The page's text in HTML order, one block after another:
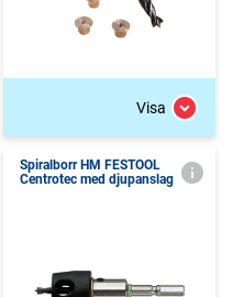
Visa
Spiralborr HM FESTOOL
Centrotec med djupanslag